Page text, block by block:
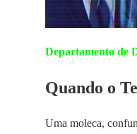
Departamento de
Quando o
Uma moleca,